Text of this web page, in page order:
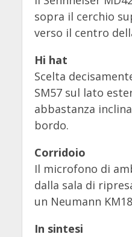
sopra il cerchio
verso il centro
Hi hat
Scelta
SM57 sul lato
abbastanza
bordo.
Corridoio
Il microfono di
dalla sala di
un Neumann
In sintesi